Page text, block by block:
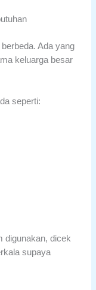
Ada yang
keluarga besar
seperti:
digunakan, dicek
supaya